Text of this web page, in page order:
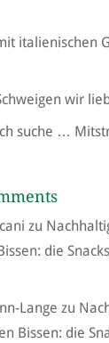
italienischen
wir
suche …
zu
die
Lange zu
Bissen: die